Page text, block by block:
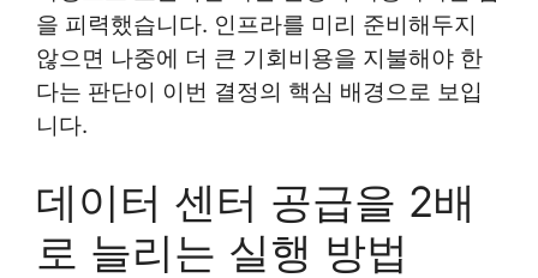
을 피력했습니다. 인프라를 미리 준비해두지
않으면 나중에 더 큰 기회비용을 지불해야 한
다는 판단이 이번 결정의 핵심 배경으로 보입
니다.
데이터 센터 공급을 2배
로 늘리는 실행 방법